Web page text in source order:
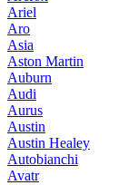
Ariel
Aro
Asia
Aston Martin
Auburn
Audi
Aurus
Austin
Austin Healey
Autobianchi
Avatr